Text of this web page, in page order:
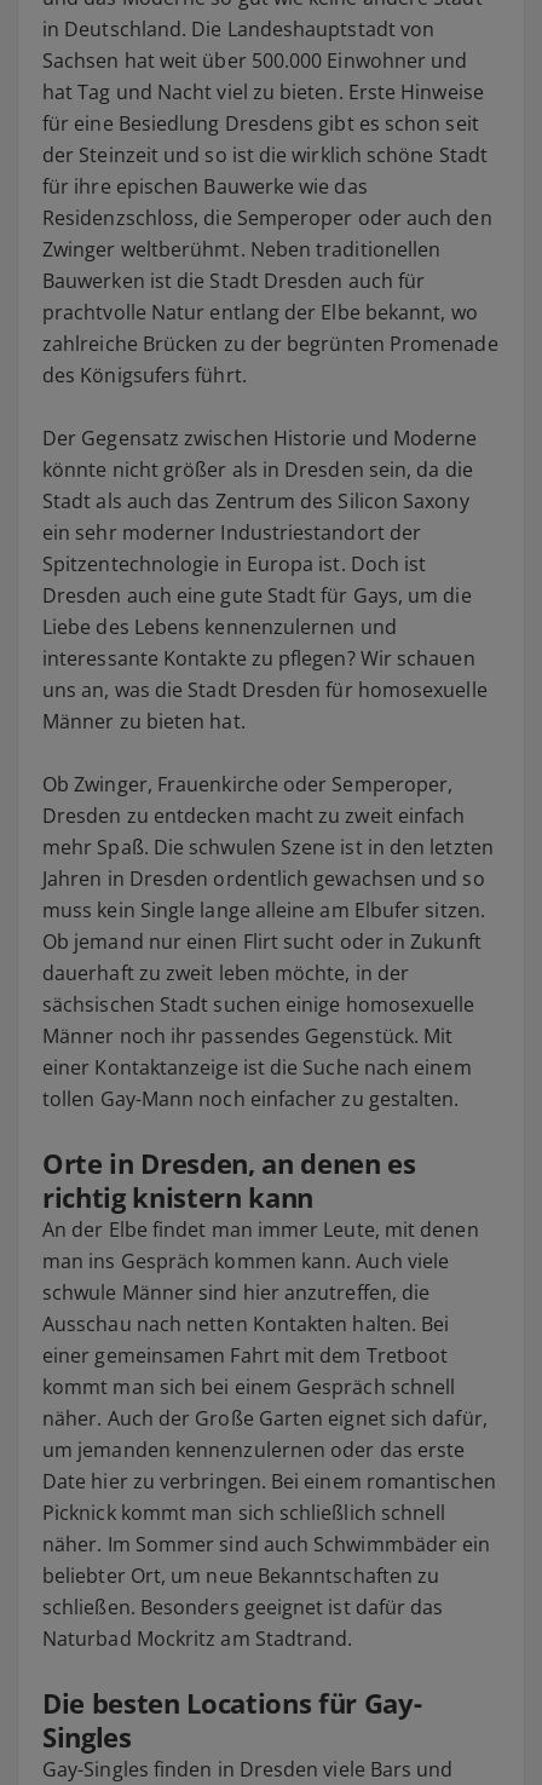
in Deutschland. Die Landeshauptstadt von
Sachsen hat weit über 500.000 Einwohner und
hat Tag und Nacht viel zu bieten. Erste Hinweise
für eine Besiedlung Dresdens gibt es schon seit
der Steinzeit und so ist die wirklich schöne Stadt
für ihre epischen Bauwerke wie das
Residenzschloss, die Semperoper oder auch den
Zwinger weltberühmt. Neben traditionellen
Bauwerken ist die Stadt Dresden auch für
prachtvolle Natur entlang der Elbe bekannt, wo
zahlreiche Brücken zu der begrünten Promenade
des Königsufers führt.
Der Gegensatz zwischen Historie und Moderne
könnte nicht größer als in Dresden sein, da die
Stadt als auch das Zentrum des Silicon Saxony
ein sehr moderner Industriestandort der
Spitzentechnologie in Europa ist. Doch ist
Dresden auch eine gute Stadt für Gays, um die
Liebe des Lebens kennenzulernen und
interessante Kontakte zu pflegen? Wir schauen
uns an, was die Stadt Dresden für homosexuelle
Männer zu bieten hat.
Ob Zwinger, Frauenkirche oder Semperoper,
Dresden zu entdecken macht zu zweit einfach
mehr Spaß. Die schwulen Szene ist in den letzten
Jahren in Dresden ordentlich gewachsen und so
muss kein Single lange alleine am Elbufer sitzen.
Ob jemand nur einen Flirt sucht oder in Zukunft
dauerhaft zu zweit leben möchte, in der
sächsischen Stadt suchen einige homosexuelle
Männer noch ihr passendes Gegenstück. Mit
einer Kontaktanzeige ist die Suche nach einem
tollen Gay-Mann noch einfacher zu gestalten.
Orte in Dresden, an denen es
richtig knistern kann
An der Elbe findet man immer Leute, mit denen
man ins Gespräch kommen kann. Auch viele
schwule Männer sind hier anzutreffen, die
Ausschau nach netten Kontakten halten. Bei
einer gemeinsamen Fahrt mit dem Tretboot
kommt man sich bei einem Gespräch schnell
näher. Auch der Große Garten eignet sich dafür,
um jemanden kennenzulernen oder das erste
Date hier zu verbringen. Bei einem romantischen
Picknick kommt man sich schließlich schnell
näher. Im Sommer sind auch Schwimmbäder ein
beliebter Ort, um neue Bekanntschaften zu
schließen. Besonders geeignet ist dafür das
Naturbad Mockritz am Stadtrand.
Die besten Locations für Gay-
Singles
Gay-Singles finden in Dresden viele Bars und